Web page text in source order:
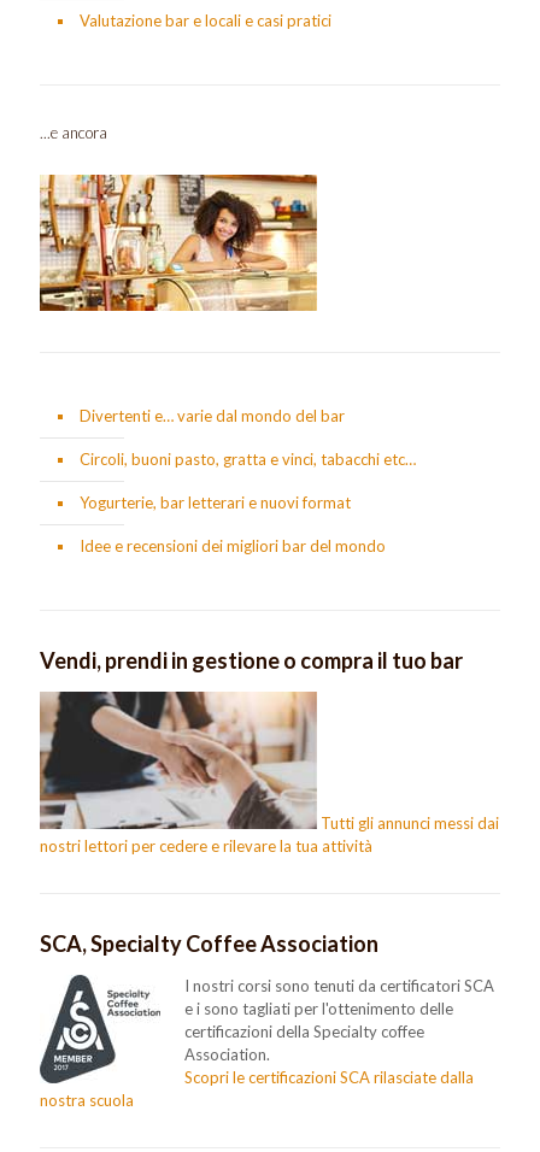
Valutazione bar e locali e casi pratici
...e ancora
Divertenti e… varie dal mondo del bar
Circoli, buoni pasto, gratta e vinci, tabacchi etc…
Yogurterie, bar letterari e nuovi format
Idee e recensioni dei migliori bar del mondo
Vendi, prendi in gestione o compra il tuo bar
Tutti gli annunci messi dai
nostri lettori per cedere e rilevare la tua attività
SCA, Specialty Coffee Association
I nostri corsi sono tenuti da certificatori SCA
e i sono tagliati per l'ottenimento delle
certificazioni della Specialty coffee
Association.
Scopri le certificazioni SCA rilasciate dalla
nostra scuola